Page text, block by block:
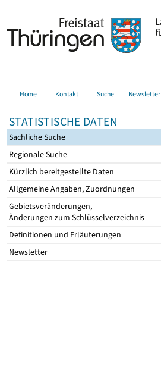
Home Kontakt Suche Newsletter
STATISTISCHE DATEN
Sachliche Suche
Regionale Suche
Kürzlich bereitgestellte Daten
Allgemeine Angaben, Zuordnungen
Gebietsveränderungen,
Änderungen zum Schlüsselverzeichnis
Definitionen und Erläuterungen
Newsletter